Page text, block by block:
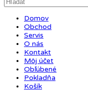
Domov
Obchod
Servis
O nás
Kontakt
Môj účet
Obľúbené
Pokladňa
Košík